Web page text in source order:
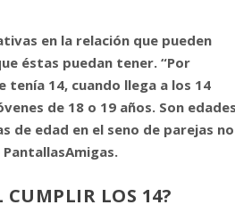
en la relación que pueden
éstas puedan tener. “Por
tenía 14, cuando llega a los 14
de 18 o 19 años. Son
de edad en el seno de parejas no
CUMPLIR LOS 14?